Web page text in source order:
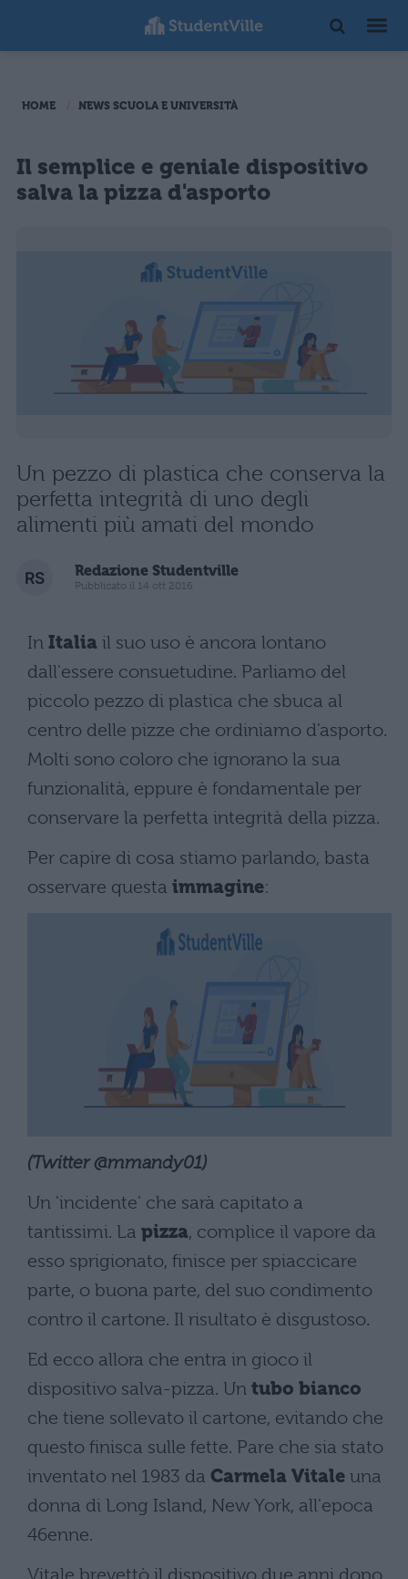
HOME NEWS SCUOLA E UNIVERSITÀ
Il semplice e geniale dispositivo
salva la pizza d'asporto
Un pezzo di plastica che conserva la
perfetta integrità di uno degli
alimenti più amati del mondo
Redazione Studentville
Pubblicato il 14 ott 2016
In Italia il suo uso è ancora lontano
dall'essere consuetudine. Parliamo del
piccolo pezzo di plastica che sbuca al
centro delle pizze che ordiniamo d'asporto.
Molti sono coloro che ignorano la sua
funzionalità, eppure è fondamentale per
conservare la perfetta integrità della pizza.
Per capire di cosa stiamo parlando, basta
osservare questa immagine:
(Twitter @mmandy01)
Un 'incidente' che sarà capitato a
tantissimi. La pizza, complice il vapore da
esso sprigionato, finisce per spiaccicare
parte, o buona parte, del suo condimento
contro il cartone. Il risultato è disgustoso.
Ed ecco allora che entra in gioco il
dispositivo salva-pizza. Un tubo bianco
che tiene sollevato il cartone, evitando che
questo finisca sulle fette. Pare che sia stato
inventato nel 1983 da Carmela Vitale una
donna di Long Island, New York, all'epoca
46enne.
Vitale brevettò il dispositivo due anni dopo,